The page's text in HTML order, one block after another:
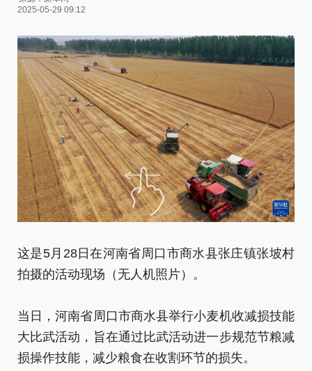
2025-05-29 09:12
这是5月28日在河南省周口市商水县张庄镇张坡村
拍摄的活动现场（无人机照片）。
当日，河南省周口市商水县举行小麦机收减损技能
大比武活动，旨在通过比武活动进一步规范节粮减
损操作技能，减少粮食在收割环节的损失。